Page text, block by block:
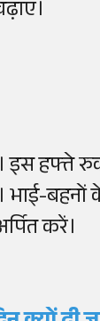
इस हफ्ते
भाई-
करें।